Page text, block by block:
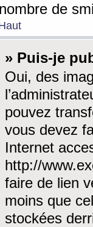
nombre de
» Puis-je
Oui, des
pouvez
vous devez
Internet
http://
faire de lien
moins que
stockées